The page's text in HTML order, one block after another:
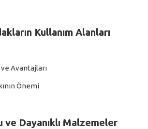
Kullanım Alanları
Avantajları
Önemi
ve Dayanıklı Malzemeler